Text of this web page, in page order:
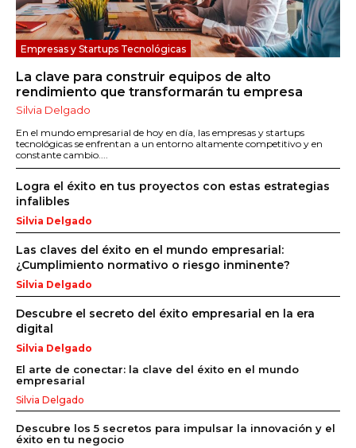
Empresas y Startups Tecnológicas
La clave para construir equipos de alto
rendimiento que transformarán tu empresa
Silvia Delgado
En el mundo empresarial de hoy en día, las empresas y startups
tecnológicas se enfrentan a un entorno altamente competitivo y en
constante cambio....
Logra el éxito en tus proyectos con estas estrategias
infalibles
Silvia Delgado
Las claves del éxito en el mundo empresarial:
¿Cumplimiento normativo o riesgo inminente?
Silvia Delgado
Descubre el secreto del éxito empresarial en la era
digital
Silvia Delgado
El arte de conectar: la clave del éxito en el mundo
empresarial
Silvia Delgado
Descubre los 5 secretos para impulsar la innovación y el
éxito en tu negocio